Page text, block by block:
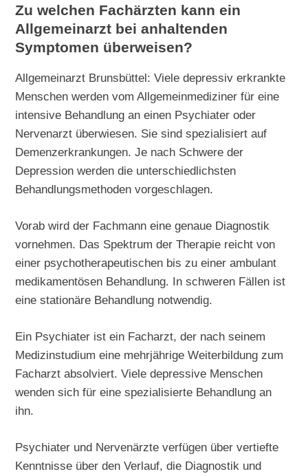
Zu welchen Fachärzten kann ein
Allgemeinarzt bei anhaltenden
Symptomen überweisen?
Allgemeinarzt Brunsbüttel: Viele depressiv erkrankte
Menschen werden vom Allgemeinmediziner für eine
intensive Behandlung an einen Psychiater oder
Nervenarzt überwiesen. Sie sind spezialisiert auf
Demenzerkrankungen. Je nach Schwere der
Depression werden die unterschiedlichsten
Behandlungsmethoden vorgeschlagen.
Vorab wird der Fachmann eine genaue Diagnostik
vornehmen. Das Spektrum der Therapie reicht von
einer psychotherapeutischen bis zu einer ambulant
medikamentösen Behandlung. In schweren Fällen ist
eine stationäre Behandlung notwendig.
Ein Psychiater ist ein Facharzt, der nach seinem
Medizinstudium eine mehrjährige Weiterbildung zum
Facharzt absolviert. Viele depressive Menschen
wenden sich für eine spezialisierte Behandlung an
ihn.
Psychiater und Nervenärzte verfügen über vertiefte
Kenntnisse über den Verlauf, die Diagnostik und